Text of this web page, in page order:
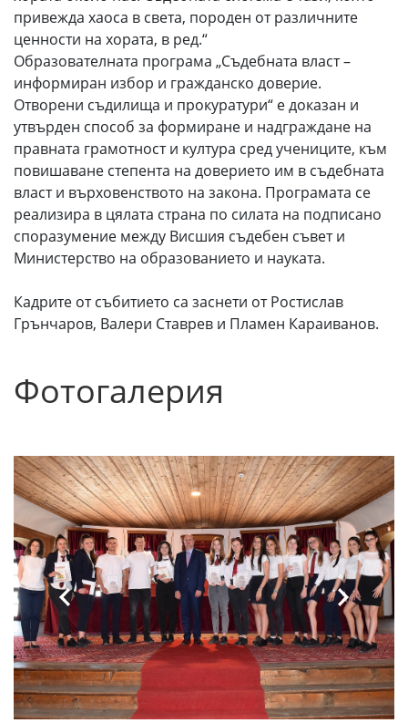
привежда хаоса в света, породен от различните
ценности на хората, в ред.“
Образователната програма „Съдебната власт –
информиран избор и гражданско доверие.
Отворени съдилища и прокуратури“ е доказан и
утвърден способ за формиране и надграждане на
правната грамотност и култура сред учениците, към
повишаване степента на доверието им в съдебната
власт и върховенството на закона. Програмата се
реализира в цялата страна по силата на подписано
споразумение между Висшия съдебен съвет и
Министерство на образованието и науката.
Кадрите от събитието са заснети от Ростислав
Грънчаров, Валери Ставрев и Пламен Караиванов.
Фотогалерия